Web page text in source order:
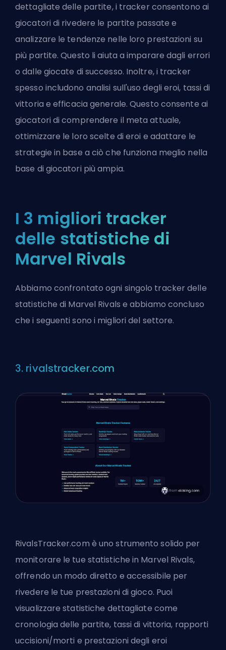
dettagliate delle partite, i tracker consentono ai
giocatori di rivedere le partite passate e
analizzare le tendenze nelle loro prestazioni su
più partite. Questo li aiuta a imparare dagli errori
o dalle giocate di successo. Inoltre, i tracker
spesso includono analisi sull'uso degli eroi, tassi di
vittoria e efficacia generale. Questo consente ai
giocatori di comprendere il meta attuale,
ottimizzare le loro scelte di eroi e adattare le
strategie in base a ciò che funziona meglio nella
base di giocatori più ampia.
I 3 migliori tracker
delle statistiche di
Marvel Rivals
Abbiamo confrontato ogni singolo tracker delle
statistiche di Marvel Rivals e abbiamo concluso
che i seguenti sono i migliori del settore.
3. rivalstracker.com
RivalsTracker.com è uno strumento solido per
monitorare le tue statistiche in Marvel Rivals,
offrendo un modo diretto e accessibile per
rivedere le tue prestazioni di gioco. Puoi
visualizzare statistiche dettagliate come
cronologia delle partite, tassi di vittoria, rapporti
uccisioni/morti e prestazioni degli eroi